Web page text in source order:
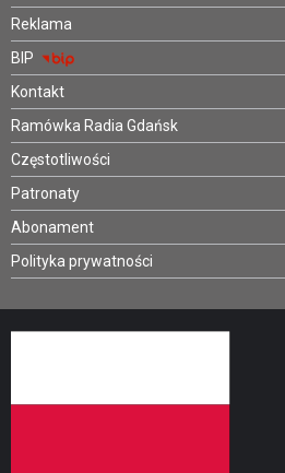
Reklama
BIP
Kontakt
Ramówka Radia Gdańsk
Częstotliwości
Patronaty
Abonament
Polityka prywatności